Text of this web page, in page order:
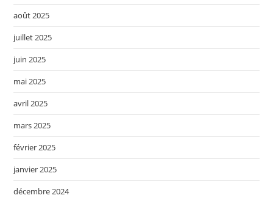
août 2025
juillet 2025
juin 2025
mai 2025
avril 2025
mars 2025
février 2025
janvier 2025
décembre 2024